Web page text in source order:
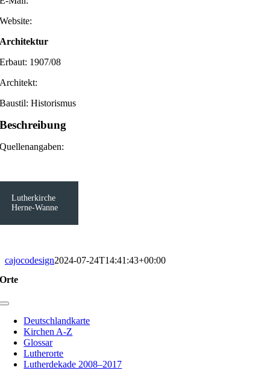
Website:
Architektur
Erbaut: 1907/08
Architekt:
Baustil: Historismus
Beschreibung
Quellenangaben:
Lutherkirche
Herne-Wanne
cajocodesign2024-07-24T14:41:43+00:00
Orte
Toggle
NavigationDeutschlandkarte
Kirchen A-Z
Glossar
Lutherorte
Lutherdekade 2008–2017